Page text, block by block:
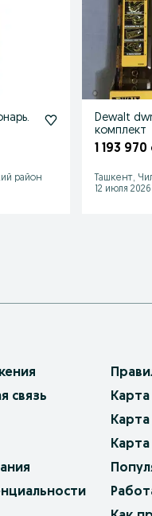
район
Dewalt
комплект
1 193 970
Ташкент,
12 июля 2026
связь